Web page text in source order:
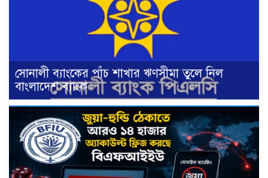
সোনালী ব্যাংকের পাঁচ শাখার ঋণসীমা তুলে নিল
বাংলাদেশ ব্যাংক